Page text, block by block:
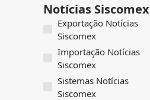
Notícias Siscomex
Exportação Notícias
Siscomex
Importação Notícias
Siscomex
Sistemas Notícias
Siscomex